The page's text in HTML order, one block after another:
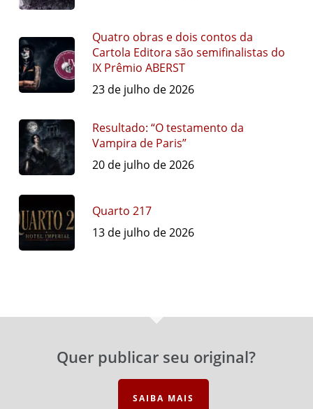
Quatro obras e dois contos da
Cartola Editora são semifinalistas do
IX Prêmio ABERST
23 de julho de 2026
Resultado: “O testamento da
Vampira de Paris”
20 de julho de 2026
Quarto 217
13 de julho de 2026
Quer publicar seu original?
SAIBA MAIS